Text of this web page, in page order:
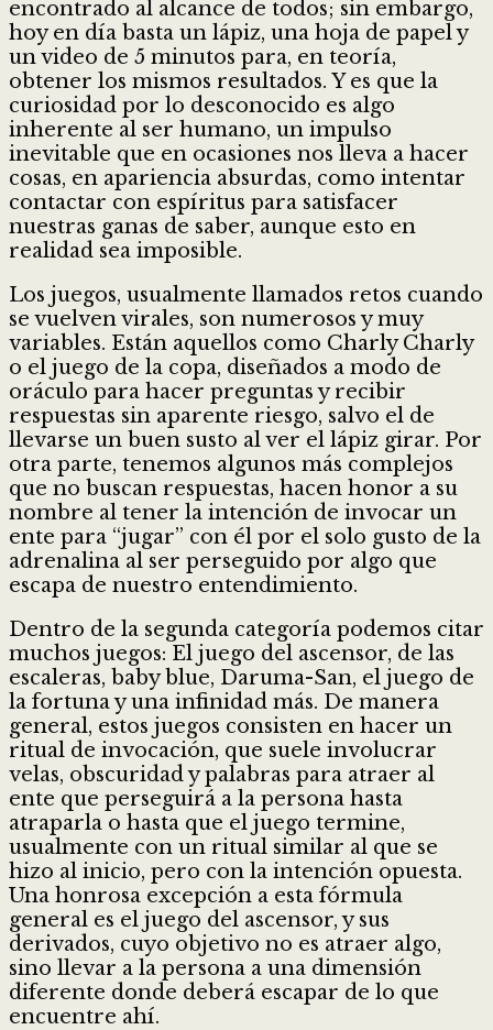
encontrado al alcance de todos; sin embargo,
hoy en día basta un lápiz, una hoja de papel y
un video de 5 minutos para, en teoría,
obtener los mismos resultados. Y es que la
curiosidad por lo desconocido es algo
inherente al ser humano, un impulso
inevitable que en ocasiones nos lleva a hacer
cosas, en apariencia absurdas, como intentar
contactar con espíritus para satisfacer
nuestras ganas de saber, aunque esto en
realidad sea imposible.
Los juegos, usualmente llamados retos cuando
se vuelven virales, son numerosos y muy
variables. Están aquellos como Charly Charly
o el juego de la copa, diseñados a modo de
oráculo para hacer preguntas y recibir
respuestas sin aparente riesgo, salvo el de
llevarse un buen susto al ver el lápiz girar. Por
otra parte, tenemos algunos más complejos
que no buscan respuestas, hacen honor a su
nombre al tener la intención de invocar un
ente para “jugar” con él por el solo gusto de la
adrenalina al ser perseguido por algo que
escapa de nuestro entendimiento.
Dentro de la segunda categoría podemos citar
muchos juegos: El juego del ascensor, de las
escaleras, baby blue, Daruma-San, el juego de
la fortuna y una infinidad más. De manera
general, estos juegos consisten en hacer un
ritual de invocación, que suele involucrar
velas, obscuridad y palabras para atraer al
ente que perseguirá a la persona hasta
atraparla o hasta que el juego termine,
usualmente con un ritual similar al que se
hizo al inicio, pero con la intención opuesta.
Una honrosa excepción a esta fórmula
general es el juego del ascensor, y sus
derivados, cuyo objetivo no es atraer algo,
sino llevar a la persona a una dimensión
diferente donde deberá escapar de lo que
encuentre ahí.